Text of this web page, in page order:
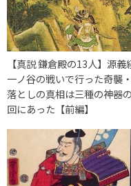
【真説 鎌倉殿の13人】源義
一ノ谷の戦いで行った奇襲
落としの真相は三種の神器
回にあった【前編】